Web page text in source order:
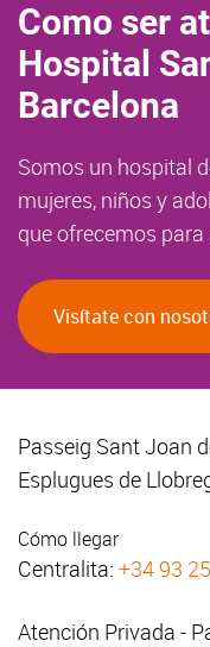
Como ser
Hospital
Barcelona
Somos un hospital
mujeres, niños y
que ofrecemos
Visítate con
Passeig Sant Joan
Esplugues de
Cómo llegar
Centralita: +34 93
Atención Privada -